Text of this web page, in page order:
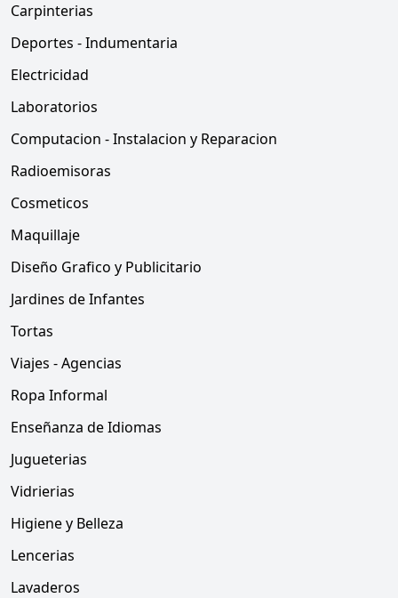
Carpinterias
Deportes - Indumentaria
Electricidad
Laboratorios
Computacion - Instalacion y Reparacion
Radioemisoras
Cosmeticos
Maquillaje
Diseño Grafico y Publicitario
Jardines de Infantes
Tortas
Viajes - Agencias
Ropa Informal
Enseñanza de Idiomas
Jugueterias
Vidrierias
Higiene y Belleza
Lencerias
Lavaderos